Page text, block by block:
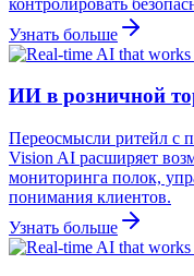
Узнать больше
ИИ в розничной
Переосмысли ритейл с
Vision AI расширяет
мониторинга полок,
понимания клиентов.
Узнать больше